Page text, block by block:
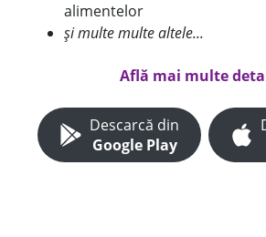
alimentelor
și multe multe altele...
Află mai multe
Descarcă din
Google Play